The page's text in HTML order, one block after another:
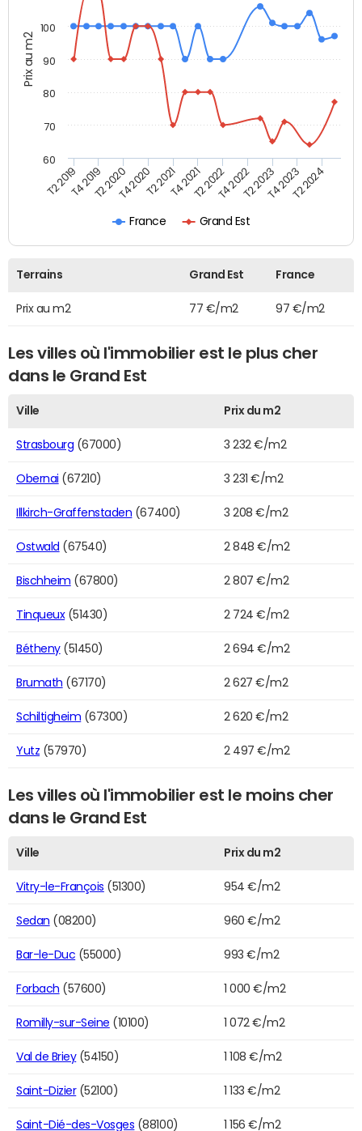
Prix au m2
France Grand Est
T2 2019T4 2019T2 2020T4 2020T2 2021T4 2021T2 2022T4 2022T2 2023T4 2023T2 2024
60
70
80
90
100
Terrains Grand Est France
Prix au m2 77 €/m2 97 €/m2
Les villes où l'immobilier est le plus cher
dans le Grand Est
Ville Prix du m2
Strasbourg (67000) 3 232 €/m2
Obernai (67210) 3 231 €/m2
Illkirch-Graffenstaden (67400) 3 208 €/m2
Ostwald (67540) 2 848 €/m2
Bischheim (67800) 2 807 €/m2
Tinqueux(51430) 2 724 €/m2
Bétheny(51450) 2 694 €/m2
Brumath (67170) 2 627 €/m2
Schiltigheim (67300) 2 620 €/m2
Yutz (57970) 2 497 €/m2
Les villes où l'immobilier est le moins cher
dans le Grand Est
Ville Prix du m2
Vitry-le-François (51300) 954 €/m2
Sedan (08200) 960 €/m2
Bar-le-Duc (55000) 993 €/m2
Forbach (57600) 1 000 €/m2
Romilly-sur-Seine (10100) 1 072 €/m2
Val de Briey(54150) 1 108 €/m2
Saint-Dizier(52100) 1 133 €/m2
Saint-Dié-des-Vosges (88100) 1 156 €/m2